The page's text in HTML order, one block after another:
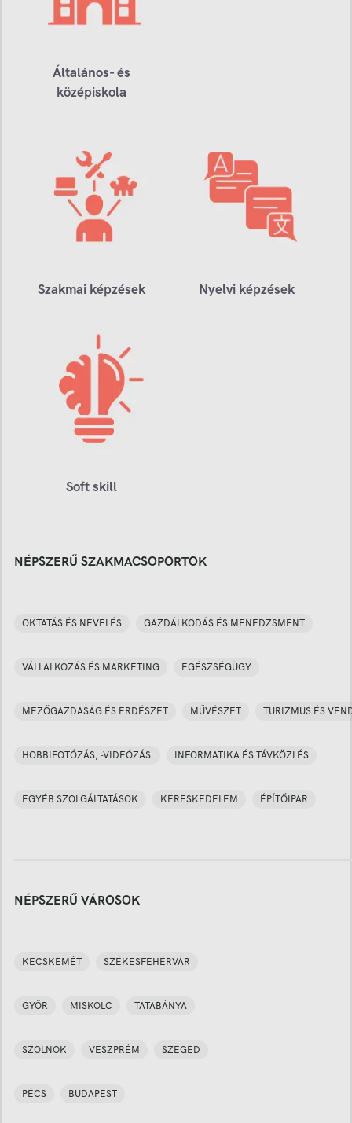
Általános- és
középiskola
Szakmai képzések Nyelvi képzések
Soft skill
NÉPSZERŰ SZAKMACSOPORTOK
OKTATÁS ÉS NEVELÉS GAZDÁLKODÁS ÉS MENEDZSMENT
VÁLLALKOZÁS ÉS MARKETING EGÉSZSÉGÜGY
MEZŐGAZDASÁG ÉS ERDÉSZET MŰVÉSZET TURIZMUS ÉS
HOBBIFOTÓZÁS, -VIDEÓZÁS INFORMATIKA ÉS TÁVKÖZLÉS
EGYÉB SZOLGÁLTATÁSOK KERESKEDELEM ÉPÍTŐIPAR
NÉPSZERŰ VÁROSOK
KECSKEMÉT SZÉKESFEHÉRVÁR
GYŐR MISKOLC TATABÁNYA
SZOLNOK VESZPRÉM SZEGED
PÉCS BUDAPEST